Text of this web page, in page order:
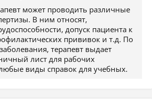
может проводить различные
В ним относят,
допуск пациента к
прививок и т.д. По
терапевт выдает
лист для рабочих
виды справок для учебных.